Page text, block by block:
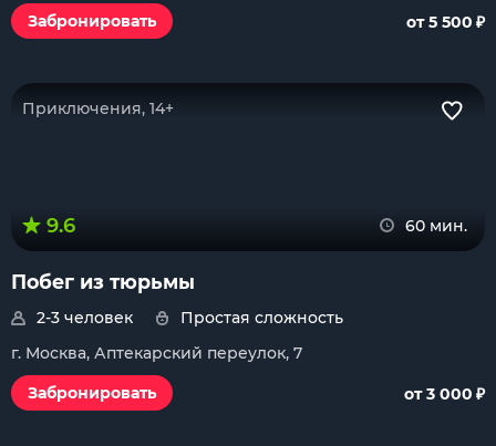
Забронировать
от 5 500 ₽
Приключения, 14+
9.6 60 мин.
Побег из тюрьмы
2-3 человек
Простая сложность
г. Москва, Аптекарский переулок, 7
Забронировать
от 3 000 ₽